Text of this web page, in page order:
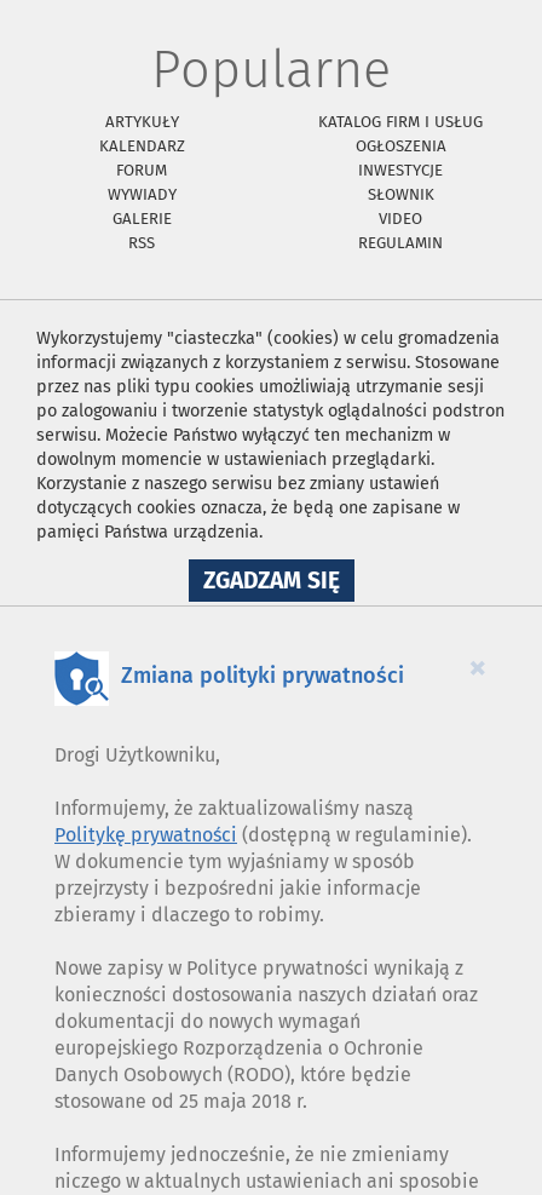
Popularne
ARTYKUŁY
KATALOG FIRM I USŁUG
KALENDARZ
OGŁOSZENIA
FORUM
INWESTYCJE
WYWIADY
SŁOWNIK
GALERIE
VIDEO
RSS
REGULAMIN
Wykorzystujemy "ciasteczka" (cookies) w celu gromadzenia
informacji związanych z korzystaniem z serwisu. Stosowane
przez nas pliki typu cookies umożliwiają utrzymanie sesji
po zalogowaniu i tworzenie statystyk oglądalności podstron
serwisu. Możecie Państwo wyłączyć ten mechanizm w
dowolnym momencie w ustawieniach przeglądarki.
Korzystanie z naszego serwisu bez zmiany ustawień
dotyczących cookies oznacza, że będą one zapisane w
pamięci Państwa urządzenia.
ZGADZAM SIĘNA
WYKORZYSTANIE
×
Zmiana polityki prywatności
Drogi Użytkowniku,
Informujemy, że zaktualizowaliśmy naszą
Politykę prywatności (dostępną w regulaminie).
W dokumencie tym wyjaśniamy w sposób
przejrzysty i bezpośredni jakie informacje
zbieramy i dlaczego to robimy.
Nowe zapisy w Polityce prywatności wynikają z
konieczności dostosowania naszych działań oraz
dokumentacji do nowych wymagań
europejskiego Rozporządzenia o Ochronie
Danych Osobowych (RODO), które będzie
stosowane od 25 maja 2018 r.
Informujemy jednocześnie, że nie zmieniamy
niczego w aktualnych ustawieniach ani sposobie